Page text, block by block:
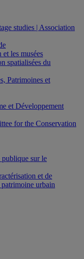
studies | Association
les musées
spatialisées du
Patrimoines et
et Développement
for the Conservation
publique sur le
et de
urbain